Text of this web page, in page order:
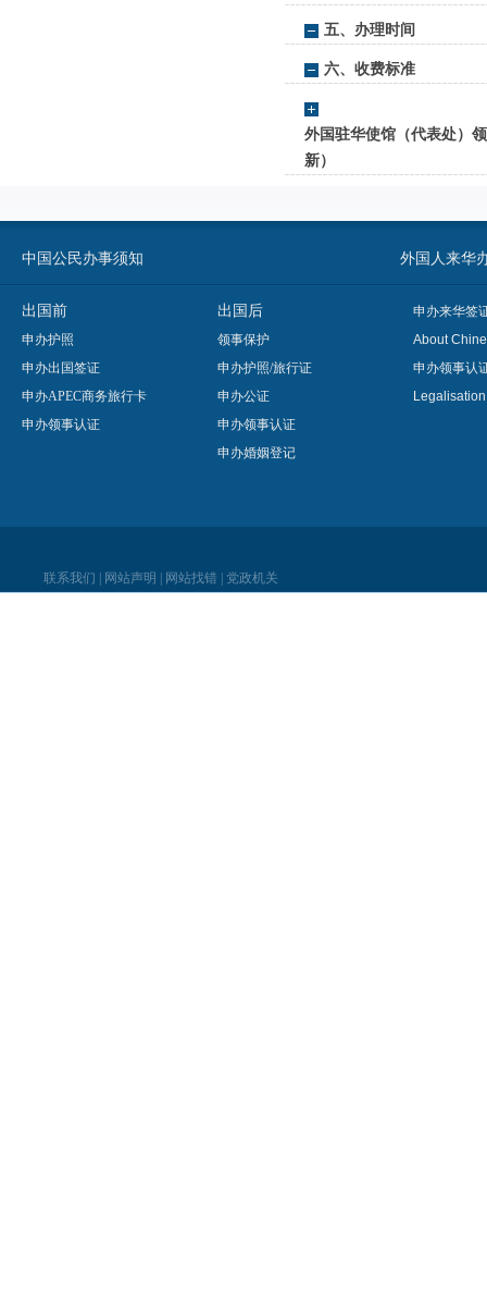
五、办理时间
六、收费标准
外国驻华使馆（代表处）
新）
中国公民办事须知 外国人来华
出国前
申办护照
申办出国签证
申办APEC商务旅行卡
申办领事认证
出国后
领事保护
申办护照/旅行证
申办公证
申办领事认证
申办婚姻登记
申办来华签
About
申办领事认
联系我们 网站声明 网站找错 党政机关